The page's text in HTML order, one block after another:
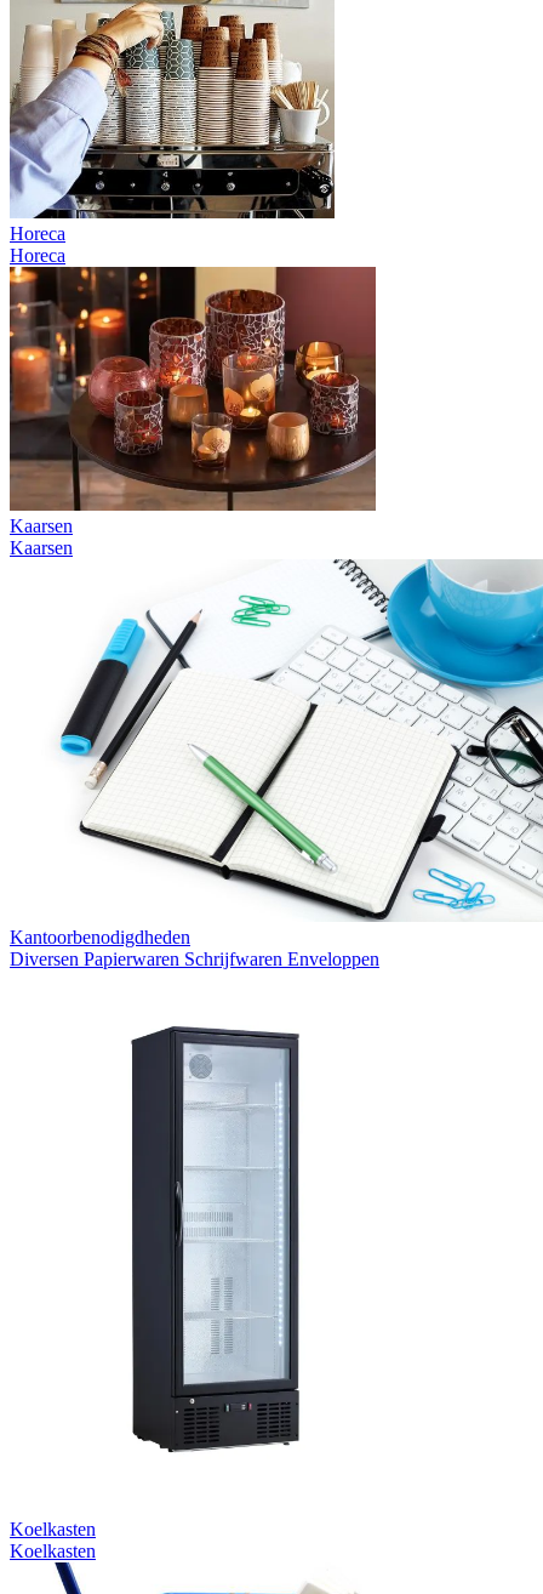
Horeca
Horeca
Kaarsen
Kaarsen
Kantoorbenodigdheden
Diversen Papierwaren Schrijfwaren Enveloppen
Koelkasten
Koelkasten